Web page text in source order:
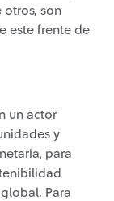
otros, son
este frente de
un actor
y
para
Para